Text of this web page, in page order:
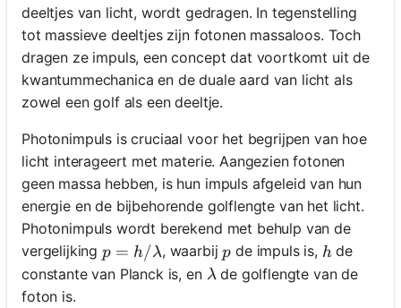
deeltjes van licht, wordt gedragen. In tegenstelling
tot massieve deeltjes zijn fotonen massaloos. Toch
dragen ze impuls, een concept dat voortkomt uit de
kwantummechanica en de duale aard van licht als
zowel een golf als een deeltje.
Photonimpuls is cruciaal voor het begrijpen van hoe
licht interageert met materie. Aangezien fotonen
geen massa hebben, is hun impuls afgeleid van hun
energie en de bijbehorende golflengte van het licht.
Photonimpuls wordt berekend met behulp van de
vergelijking p = h/\lambda
p = h/λ, waarbijp
p de impuls is, h
hde
constante van Planck is, en \lambda
λ de golflengte van de
foton is.